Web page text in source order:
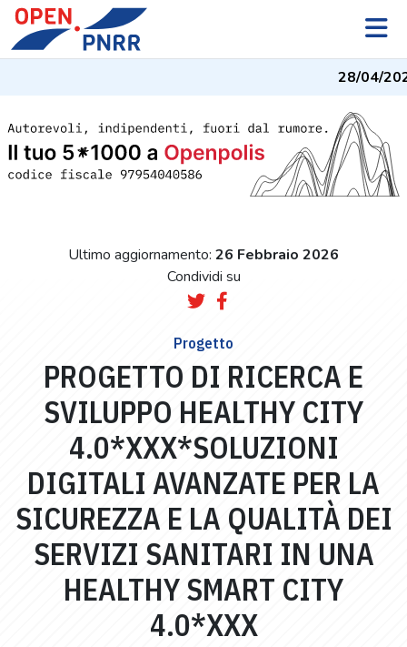
28/04/2026
Ultimo aggiornamento: 26 Febbraio 2026
Condividi su
Progetto
PROGETTO DI RICERCA E
SVILUPPO HEALTHY CITY
4.0*XXX*SOLUZIONI
DIGITALI AVANZATE PER LA
SICUREZZA E LA QUALITÀ DEI
SERVIZI SANITARI IN UNA
HEALTHY SMART CITY
4.0*XXX